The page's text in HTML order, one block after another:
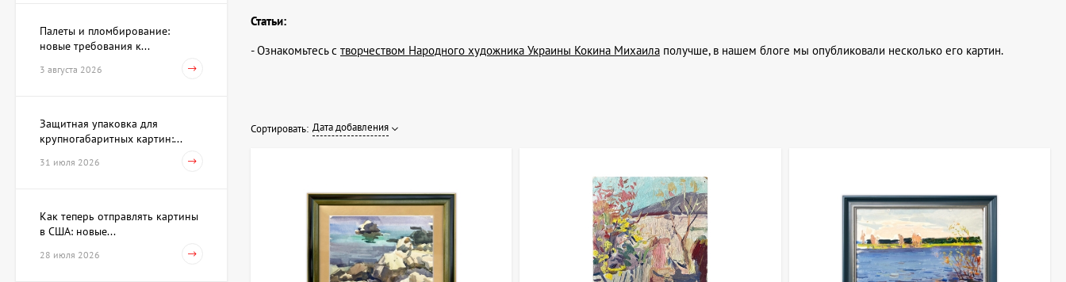
Статьи:
- Ознакомьтесь с творчеством Народного художника Украины Кокина Михаила получше, в нашем блоге мы опубликовали несколько его картин.
Сортировать: Дата добавления
Палеты и пломбирование:
новые требования к...
3 августа 2026
Защитная упаковка для
крупногабаритных картин:...
31 июля 2026
Как теперь отправлять картины
в США: новые...
28 июля 2026